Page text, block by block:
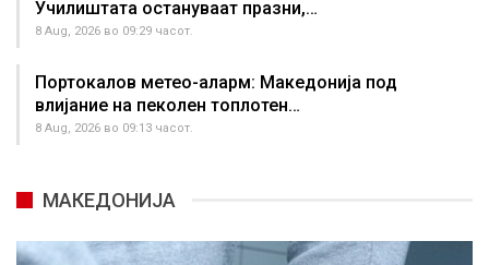
Училиштата остануваат празни,…
8 Aug, 2026 во 09:29 часот.
Портокалов метео-аларм: Македонија под
влијание на пеколен топлотен…
8 Aug, 2026 во 09:13 часот.
МАКЕДОНИЈА